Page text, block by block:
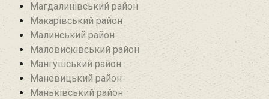
Магдалинівський район
Макарівський район
Малинський район
Маловисківський район
Мангушський район
Маневицький район
Маньківський район‎